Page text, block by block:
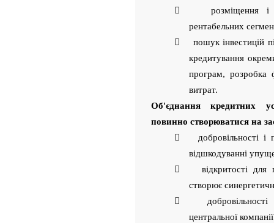
 розміщення і
рентабельних
 пошук інвестицій
кредитування
програм, розробка
витрат.
Об'єднання кредитних
повинно створюватися на
 добровільності і
відшкодуванні
 відкритості для
створює
 добровільності
центральної